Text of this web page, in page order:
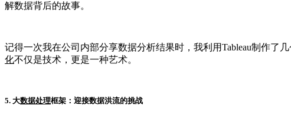
解数据背后的故事。
记得一次我在公司内部分享数据分析结果时，我利用Tableau制作了
化不仅是技术，更是一种艺术。
5. 大数据处理框架：迎接数据洪流的挑战